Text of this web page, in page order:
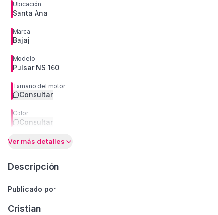
Ubicación
Santa Ana
Marca
Bajaj
Modelo
Pulsar NS 160
Tamaño del motor
Consultar
Color
Consultar
Ver más detalles
Descripción
Publicado por
Cristian